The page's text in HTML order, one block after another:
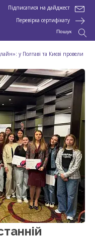
Підписатися на дайджест
Перевірка сертифікату
Пошук
у Полтаві та Києві провели